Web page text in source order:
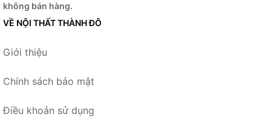
không bán hàng.
VỀ NỘI THẤT THÀNH ĐÔ
Giới thiệu
Chính sách bảo mật
Điều khoản sử dụng